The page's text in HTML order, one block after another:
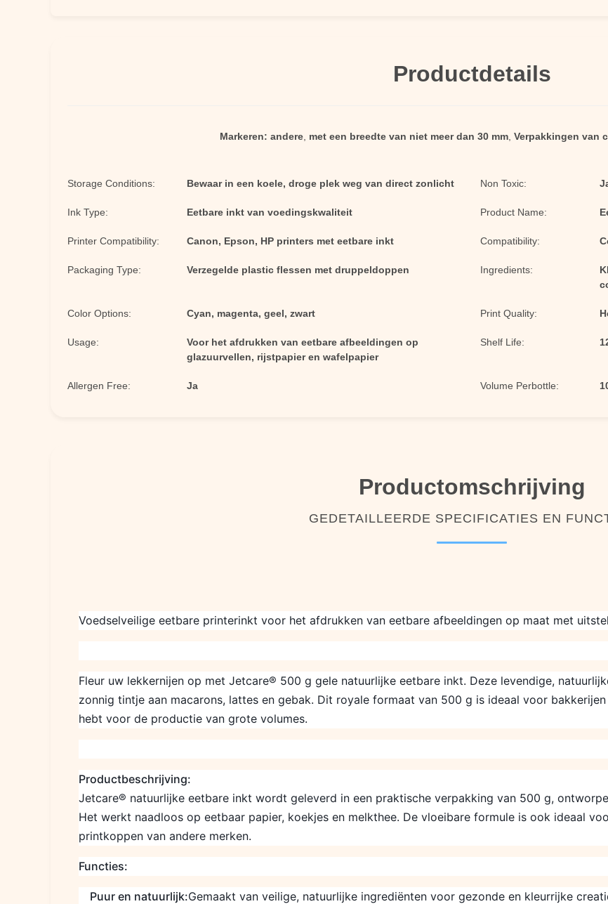
Productdetails
Markeren: andere met een breedte van niet meer dan 30 mm Verpakkingen van
Storage Conditions: Bewaar in een koele, droge plek weg van direct zonlicht Non Toxic:
Ink Type: Eetbare inkt van voedingskwaliteit Product Name:
Printer Compatibility: Canon, Epson, HP printers met eetbare inkt Compatibility:
Packaging Type: Verzegelde plastic flessen met druppeldoppen Ingredients:
Color Options: Cyan, magenta, geel, zwart Print Quality:
Usage:
Voor het afdrukken van eetbare afbeeldingen op
glazuurvellen, rijstpapier en wafelpapier
Shelf Life:
Allergen Free: Ja Volume Perbottle:
Productomschrijving
GEDETAILLEERDE SPECIFICATIES EN
Voedselveilige eetbare printerinkt voor het afdrukken van eetbare afbeeldingen op maat met
Fleur uw lekkernijen op met Jetcare® 500 g gele natuurlijke eetbare inkt. Deze levendige,
zonnig tintje aan macarons, lattes en gebak. Dit royale formaat van 500 g is ideaal voor
hebt voor de productie van grote volumes.
Productbeschrijving:
Jetcare® natuurlijke eetbare inkt wordt geleverd in een praktische verpakking van 500 g,
Het werkt naadloos op eetbaar papier, koekjes en melkthee. De vloeibare formule is ook ideaal
printkoppen van andere merken.
Functies:
Puur en natuurlijk:Gemaakt van veilige, natuurlijke ingrediënten voor gezonde en kleurrijke